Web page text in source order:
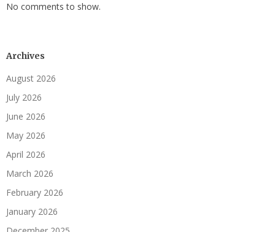
No comments to show.
Archives
August 2026
July 2026
June 2026
May 2026
April 2026
March 2026
February 2026
January 2026